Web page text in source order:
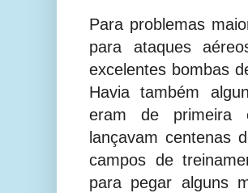
Para problemas
para ataques
excelentes bombas
Havia também
eram de primeira
lançavam centenas
campos de
para pegar alguns